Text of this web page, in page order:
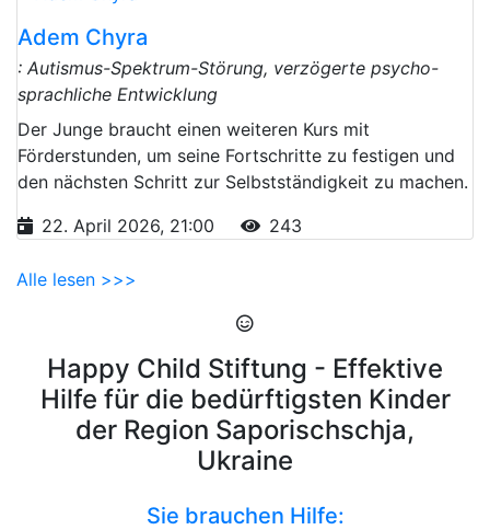
Adem Chyra
: Autismus-Spektrum-Störung, verzögerte psycho-
sprachliche Entwicklung
Der Junge braucht einen weiteren Kurs mit
Förderstunden, um seine Fortschritte zu festigen und
den nächsten Schritt zur Selbstständigkeit zu machen.
22. April 2026, 21:00
243
Alle lesen >>>
Happy Child Stiftung - Effektive
Hilfe für die bedürftigsten Kinder
der Region Saporischschja,
Ukraine
Sie brauchen Hilfe: